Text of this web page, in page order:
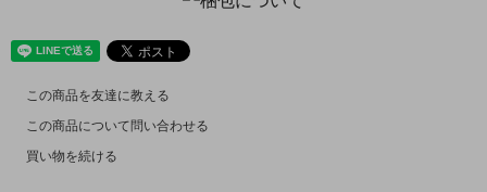
この商品を友達に教える
この商品について問い合わせる
買い物を続ける